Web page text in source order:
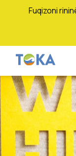
Fuqizoni